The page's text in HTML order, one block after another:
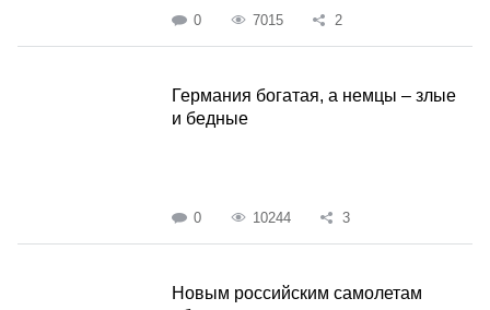
0 7015 2
Германия богатая, а немцы – злые
и бедные
0 10244 3
Новым российским самолетам